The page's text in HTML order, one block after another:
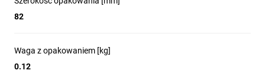
82
Waga z opakowaniem [kg]
0.12